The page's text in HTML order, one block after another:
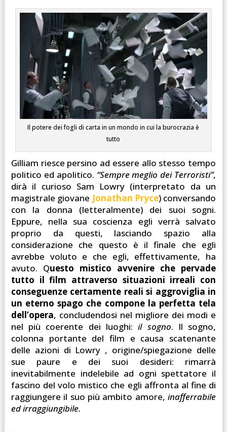
Il potere dei fogli di carta in un mondo in cui la burocrazia è
tutto
Gilliam riesce persino ad essere allo stesso tempo
politico ed apolitico. “Sempre meglio dei Terroristi”,
dirà il curioso Sam Lowry (interpretato da un
magistrale giovane Jonathan Pryce) conversando
con la donna (letteralmente) dei suoi sogni.
Eppure, nella sua coscienza egli verrà salvato
proprio da questi, lasciando spazio alla
considerazione che questo è il finale che egli
avrebbe voluto e che egli, effettivamente, ha
avuto. Questo mistico avvenire che pervade
tutto il film attraverso situazioni irreali con
conseguenze certamente reali si aggroviglia in
un eterno spago che compone la perfetta tela
dell’opera, concludendosi nel migliore dei modi e
nel più coerente dei luoghi: il sogno. Il sogno,
colonna portante del film e causa scatenante
delle azioni di Lowry , origine/spiegazione delle
sue paure e dei suoi desideri: rimarrà
inevitabilmente indelebile ad ogni spettatore il
fascino del volo mistico che egli affronta al fine di
raggiungere il suo più ambito amore,inafferrabile
ed irraggiungibile.